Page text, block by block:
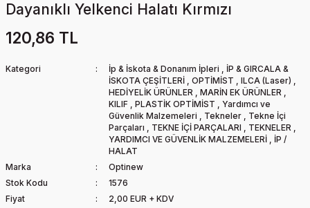
Dayanıklı Yelkenci Halatı Kırmızı
120,86 TL
Kategori İp & İskota & Donanım İpleri , İP & GIRCALA &
İSKOTA ÇEŞİTLERİ , OPTİMİST , ILCA (Laser) ,
HEDİYELİK ÜRÜNLER , MARİN EK ÜRÜNLER ,
KILIF , PLASTİK OPTİMİST , Yardımcı ve
Güvenlik Malzemeleri , Tekneler , Tekne İçi
Parçaları , TEKNE İÇİ PARÇALARI , TEKNELER ,
YARDIMCI VE GÜVENLİK MALZEMELERİ , İP /
HALAT
Marka
Optinew
Stok Kodu
1576
Fiyat
2,00 EUR + KDV